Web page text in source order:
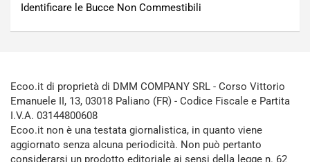
Identificare le Bucce Non Commestibili
Ecoo.it di proprietà di DMM COMPANY SRL - Corso Vittorio
Emanuele II, 13, 03018 Paliano (FR) - Codice Fiscale e Partita
I.V.A. 03144800608
Ecoo.it non è una testata giornalistica, in quanto viene
aggiornato senza alcuna periodicità. Non può pertanto
considerarsi un prodotto editoriale ai sensi della legge n. 62